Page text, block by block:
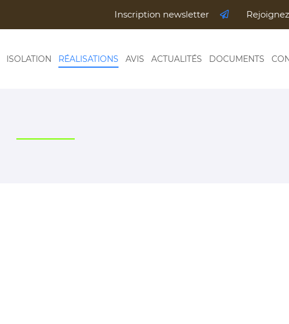
Inscription newsletter
ISOLATION RÉALISATIONS AVIS ACTUALITÉS DOCUMENTS